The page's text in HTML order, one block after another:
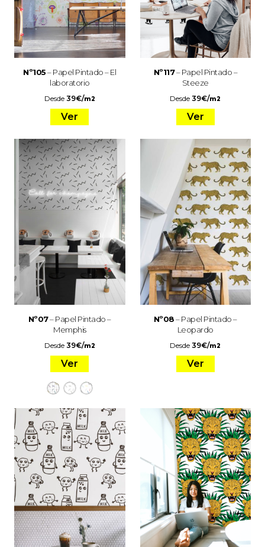
Nº105– Papel Pintado – El
laboratorio
Desde 39€/m2
Ver
Nº117– Papel Pintado –
Steeze
Desde39€/m2
Ver
Nº07– Papel Pintado –
Memphis
Desde 39€/m2
Ver
Nº08– Papel Pintado –
Leopardo
Desde39€/m2
Ver